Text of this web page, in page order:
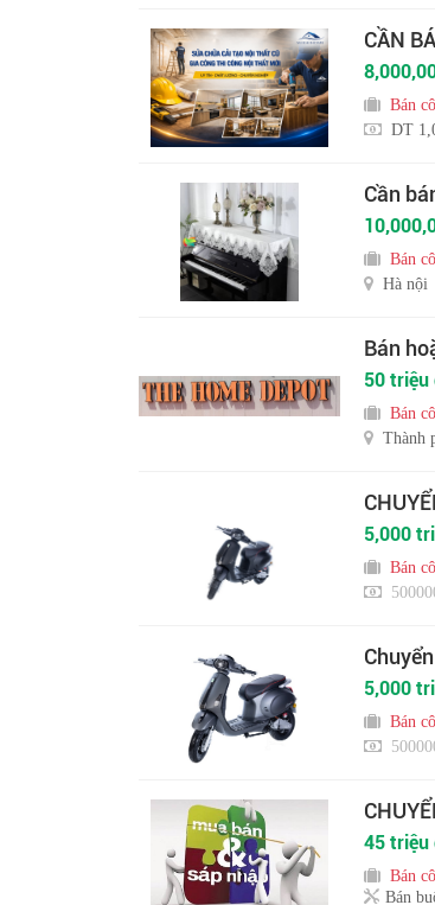
CẦN
Bán
DT
Cần
Bán
Hà nội
Bán
50 triệu
Bán
Thành
5,000
Bán
5,000
Bán
45 triệu
Bán
Bán